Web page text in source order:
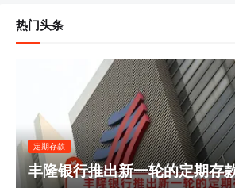
热门头条
定期存款
丰隆银行推出新一轮的定期存